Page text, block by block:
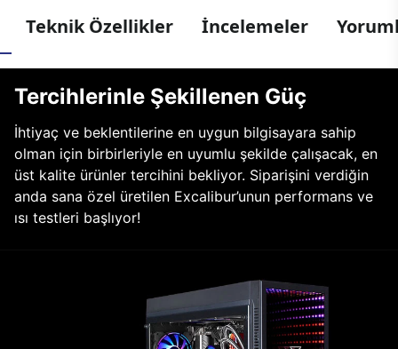
Teknik Özellikler İncelemeler
Tercihlerinle Şekillenen Güç
İhtiyaç ve beklentilerine en uygun bilgisayara sahip
olman için birbirleriyle en uyumlu şekilde çalışacak, en
üst kalite ürünler tercihini bekliyor. Siparişini verdiğin
anda sana özel üretilen Excalibur’unun performans ve
ısı testleri başlıyor!